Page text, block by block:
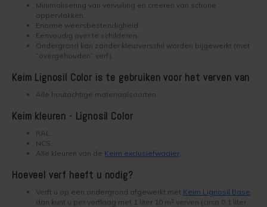
Bakstenen muur verven
Beton muur verven
Gestucte muur verven
Gipsplaten verven
Plafond verven
Hout binnen verven
Keim Edition Historisch
Keim Natuursteen
Keim Optil Monochrome
Keim Soldalan Monochrome
Keim Soldalan kleuren
Keim Innostar kleuren
Concreton Black betonverf
Uni-Kalei
Athenit-Lucente
Concreton-C
Concreton-Lasur
Reclameren
Uitvoering
Minimalisering van vervuiling en creëren van schone
oppervlakken.
Enorme weersbestendigheid.
Eenvoudig over te schilderen.
Ondergrond kan zonder kleurverschil worden bijgewerkt (met
“overgehouden” verf).
Keim Lignosil Color is te gebruiken voor het verven van
Alle houtachtige materiaalsoorten.
Keim kleuren - Lignosil Color
RAL.
NCS.
Alle kleuren van de Keim exclusiefwaaier.
Hoeveel verf heeft u nodig?
Verft u op een ondergrond afgewerkt met Keim Lignosil Base,
dan kunt u per verflaag met 1 liter 10 m² verven (circa 0,1 liter